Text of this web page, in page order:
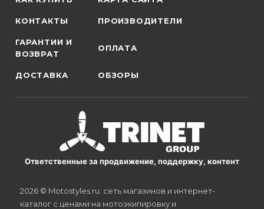
КОНТАКТЫ ПРОИЗВОДИТЕЛИ
ГАРАНТИИ И
ВОЗВРАТ
ОПЛАТА
ДОСТАВКА ОБЗОРЫ
Ответственные за продвижение, поддержку, контент
2026 © Motostyles.ru: сеть магазинов и интернет-
каталог с ценами на мотоэкипировку и